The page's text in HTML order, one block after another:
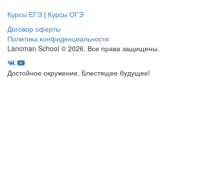
Курсы ЕГЭ | Курсы ОГЭ
Договор оферты
Политика конфиденциальности
Lancman School © 2026. Все права защищены.
Достойное окружение. Блестящее будущее!